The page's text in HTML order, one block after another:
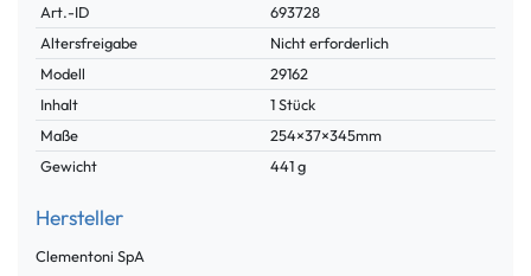
Technisches
Merkmal
Wert
Art.-ID
693728
Altersfreigabe
Nicht erforderlich
Modell
29162
Inhalt
1 Stück
Maße
254×37×345mm
Gewicht
441 g
Hersteller
Clementoni SpA